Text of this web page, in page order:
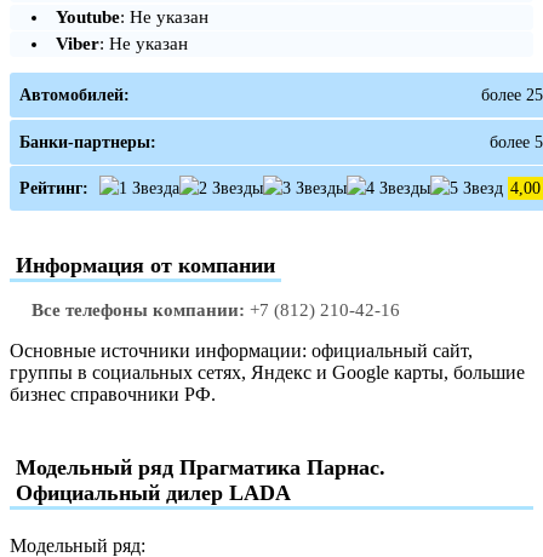
Youtube: Не указан
Viber: Не указан
Автомобилей: более 25
Банки-партнеры: более 5
Рейтинг: 4,00
Информация от компании
Все телефоны компании: +7 (812) 210-42-16
Основные источники информации: официальный сайт,
группы в социальных сетях, Яндекс и Google карты, большие
бизнес справочники РФ.
Модельный ряд Прагматика Парнас.
Официальный дилер LADA
Модельный ряд: